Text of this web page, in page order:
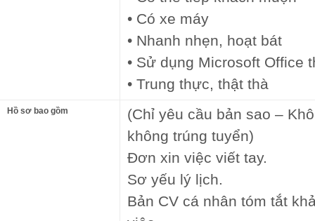
• Có xe máy
• Nhanh nhẹn, hoạt bát
• Sử dụng Microsoft Office
• Trung thực, thật thà
Hồ sơ bao gồm
(Chỉ yêu cầu bản sao –
không trúng tuyển)
Đơn xin việc viết tay.
Sơ yếu lý lịch.
Bản CV cá nhân tóm tắt